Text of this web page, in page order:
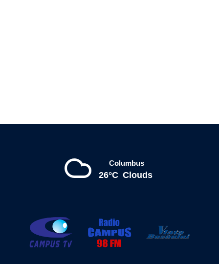
Columbus
26°C Clouds